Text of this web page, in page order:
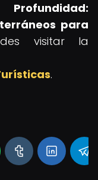
para
visitar la
.